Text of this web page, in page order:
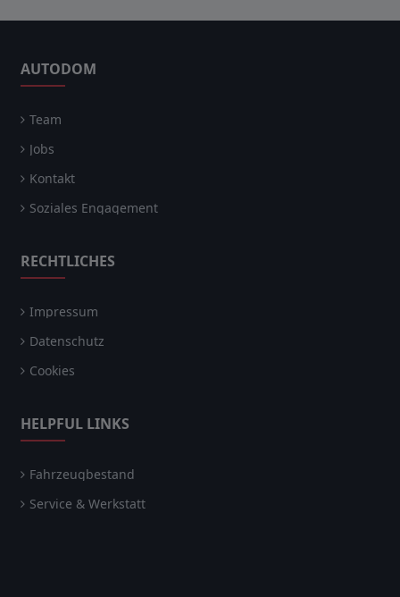
AUTODOM
Team
Jobs
Kontakt
Soziales Engagement
RECHTLICHES
Impressum
Datenschutz
Cookies
HELPFUL LINKS
Fahrzeugbestand
Service & Werkstatt